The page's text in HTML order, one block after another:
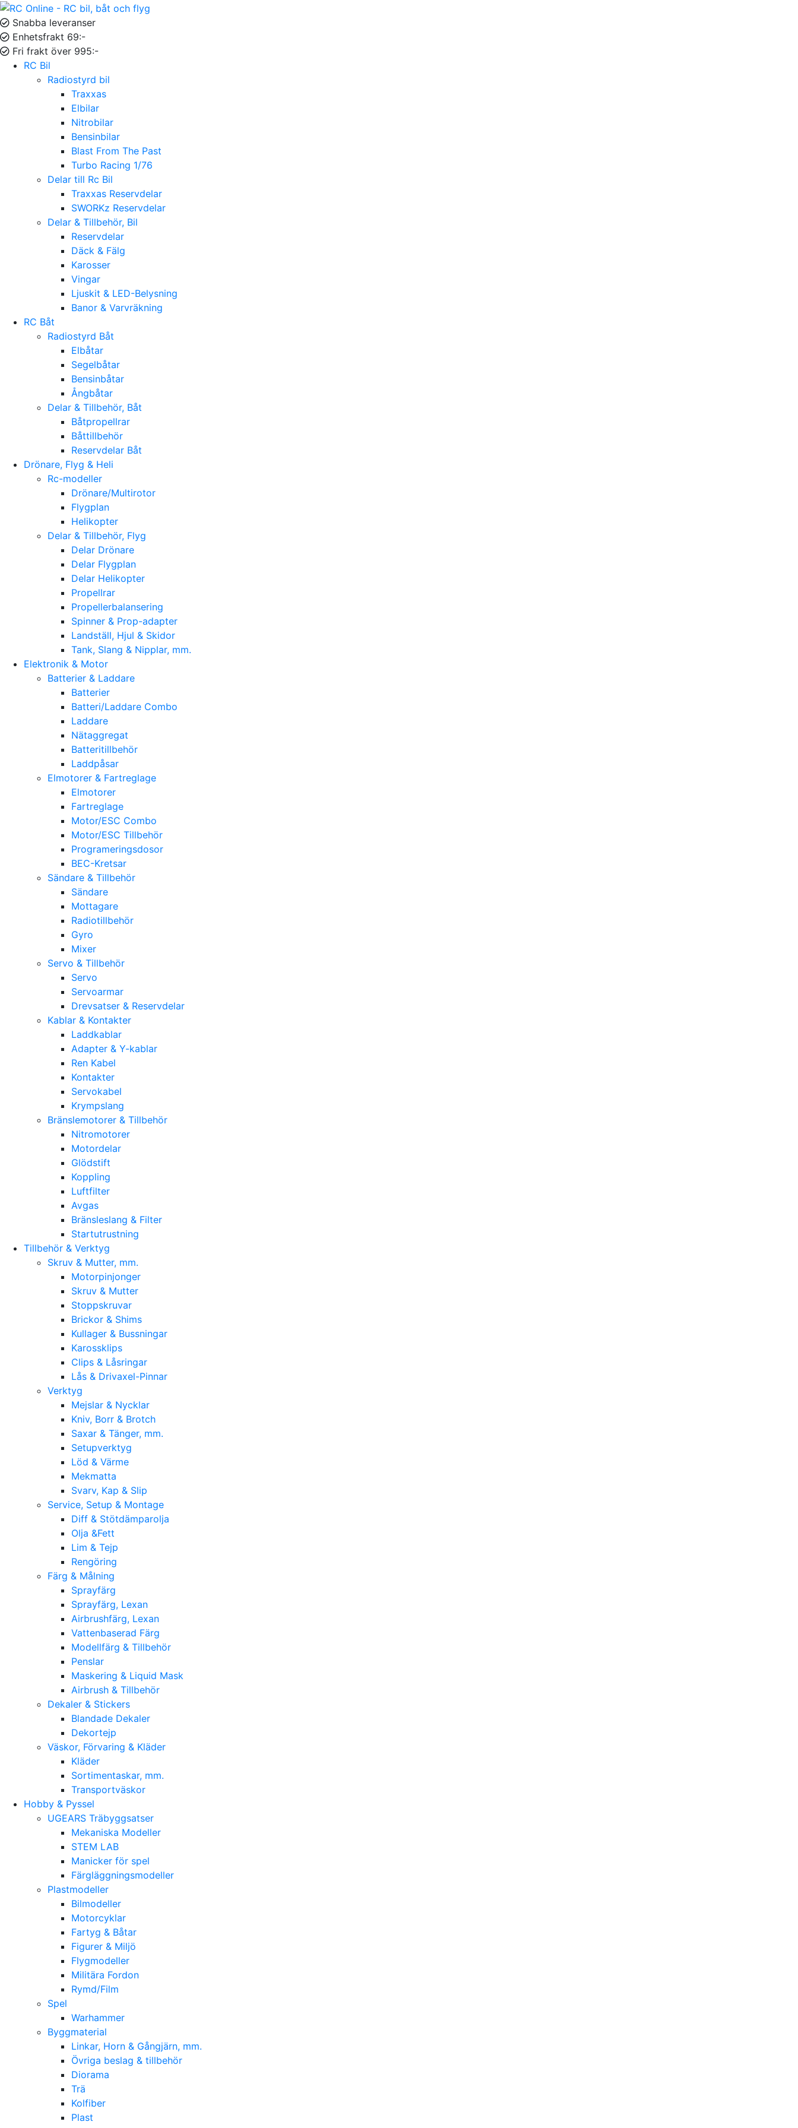
Snabba leveranser
Enhetsfrakt 69:-
Fri frakt över 995:-
RC Bil
Radiostyrd bil
Traxxas
Elbilar
Nitrobilar
Bensinbilar
Blast From The Past
Turbo Racing 1/76
Delar till Rc Bil
Traxxas Reservdelar
SWORKz Reservdelar
Delar & Tillbehör, Bil
Reservdelar
Däck & Fälg
Karosser
Vingar
Ljuskit & LED-Belysning
Banor & Varvräkning
RC Båt
Radiostyrd Båt
Elbåtar
Segelbåtar
Bensinbåtar
Ångbåtar
Delar & Tillbehör, Båt
Båtpropellrar
Båttillbehör
Reservdelar Båt
Drönare, Flyg & Heli
Rc-modeller
Drönare/Multirotor
Flygplan
Helikopter
Delar & Tillbehör, Flyg
Delar Drönare
Delar Flygplan
Delar Helikopter
Propellrar
Propellerbalansering
Spinner & Prop-adapter
Landställ, Hjul & Skidor
Tank, Slang & Nipplar, mm.
Elektronik & Motor
Batterier & Laddare
Batterier
Batteri/Laddare Combo
Laddare
Nätaggregat
Batteritillbehör
Laddpåsar
Elmotorer & Fartreglage
Elmotorer
Fartreglage
Motor/ESC Combo
Motor/ESC Tillbehör
Programeringsdosor
BEC-Kretsar
Sändare & Tillbehör
Sändare
Mottagare
Radiotillbehör
Gyro
Mixer
Servo & Tillbehör
Servo
Servoarmar
Drevsatser & Reservdelar
Kablar & Kontakter
Laddkablar
Adapter & Y-kablar
Ren Kabel
Kontakter
Servokabel
Krympslang
Bränslemotorer & Tillbehör
Nitromotorer
Motordelar
Glödstift
Koppling
Luftfilter
Avgas
Bränsleslang & Filter
Startutrustning
Tillbehör & Verktyg
Skruv & Mutter, mm.
Motorpinjonger
Skruv & Mutter
Stoppskruvar
Brickor & Shims
Kullager & Bussningar
Karossklips
Clips & Låsringar
Lås & Drivaxel-Pinnar
Verktyg
Mejslar & Nycklar
Kniv, Borr & Brotch
Saxar & Tänger, mm.
Setupverktyg
Löd & Värme
Mekmatta
Svarv, Kap & Slip
Service, Setup & Montage
Diff & Stötdämparolja
Olja &Fett
Lim & Tejp
Rengöring
Färg & Målning
Sprayfärg
Sprayfärg, Lexan
Airbrushfärg, Lexan
Vattenbaserad Färg
Modellfärg & Tillbehör
Penslar
Maskering & Liquid Mask
Airbrush & Tillbehör
Dekaler & Stickers
Blandade Dekaler
Dekortejp
Väskor, Förvaring & Kläder
Kläder
Sortimentaskar, mm.
Transportväskor
Hobby & Pyssel
UGEARS Träbyggsatser
Mekaniska Modeller
STEM LAB
Manicker för spel
Färgläggningsmodeller
Plastmodeller
Bilmodeller
Motorcyklar
Fartyg & Båtar
Figurer & Miljö
Flygmodeller
Militära Fordon
Rymd/Film
Spel
Warhammer
Byggmaterial
Linkar, Horn & Gångjärn, mm.
Övriga beslag & tillbehör
Diorama
Trä
Kolfiber
Plast